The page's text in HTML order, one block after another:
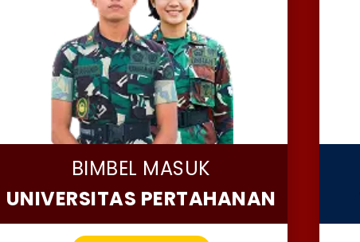
BIMBEL MASUK
UNIVERSITAS PERTAHANAN